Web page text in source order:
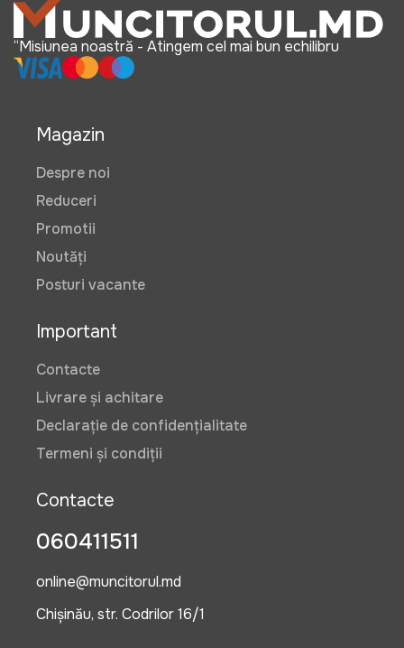
“Misiunea noastră - Atingem cel mai bun echilibru
Magazin
Despre noi
Reduceri
Promotii
Noutăți
Posturi vacante
Important
Contacte
Livrare și achitare
Declarație de confidențialitate
Termeni și condiții
Contacte
060411511
online@muncitorul.md
Chișinău, str. Codrilor 16/1